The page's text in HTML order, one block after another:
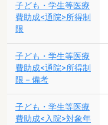
子ども・学生等医療
費助成<通院>所得制
限
子ども・学生等医療
費助成<通院>所得制
限－備考
子ども・学生等医療
費助成<入院>対象年